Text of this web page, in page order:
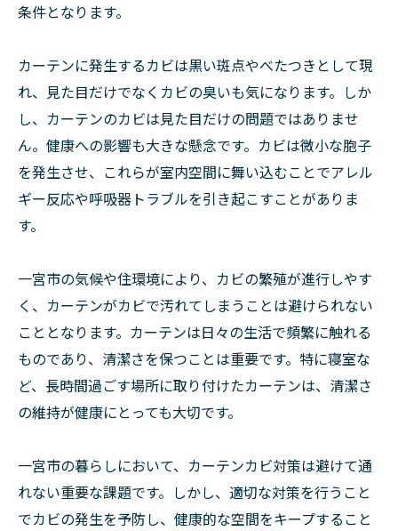
条件となります。
カーテンに発生するカビは黒い斑点やべたつきとして現
れ、見た目だけでなくカビの臭いも気になります。しか
し、カーテンのカビは見た目だけの問題ではありませ
ん。健康への影響も大きな懸念です。カビは微小な胞子
を発生させ、これらが室内空間に舞い込むことでアレル
ギー反応や呼吸器トラブルを引き起こすことがありま
す。
一宮市の気候や住環境により、カビの繁殖が進行しやす
く、カーテンがカビで汚れてしまうことは避けられない
こととなります。カーテンは日々の生活で頻繁に触れる
ものであり、清潔さを保つことは重要です。特に寝室な
ど、長時間過ごす場所に取り付けたカーテンは、清潔さ
の維持が健康にとっても大切です。
一宮市の暮らしにおいて、カーテンカビ対策は避けて通
れない重要な課題です。しかし、適切な対策を行うこと
でカビの発生を予防し、健康的な空間をキープすること